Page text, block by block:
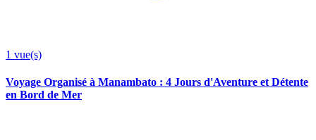
1 vue(s)
Voyage Organisé à Manambato : 4 Jours d'Aventure et Détente
en Bord de Mer